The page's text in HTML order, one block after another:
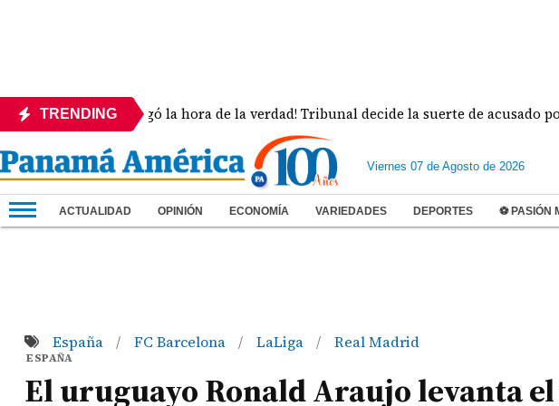
TRENDING
¡Llegó la hora de la verdad! Tribunal decide la suerte de acusado por el
Viernes 07 de Agosto de 2026
ACTUALIDAD OPINIÓN ECONOMÍA VARIEDADES DEPORTES ⚽ PASIÓN
España / FC Barcelona / LaLiga / Real Madrid
ESPAÑA
El uruguayo Ronald Araujo levanta